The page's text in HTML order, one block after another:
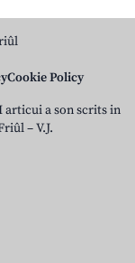
Cookie Policy
articui a son scrits in
– V.J.